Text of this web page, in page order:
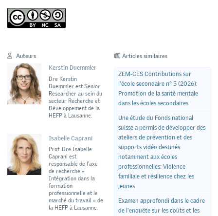
Auteurs
Kerstin Duemmler
Dre Kerstin
Duemmler est Senior
Researcher au sein du
secteur Recherche et
Développement de la
HEFP à Lausanne.
Isabelle Caprani
Prof. Dre Isabelle
Caprani est
responsable de l’axe
de recherche «
Intégration dans la
formation
professionnelle et le
marché du travail » de
la HEFP à Lausanne.
Articles similaires
ZEM-CES Contributions sur
l'école secondaire n° 5 (2026):
Promotion de la santé mentale
dans les écoles secondaires
Une étude du Fonds national
suisse a permis de développer des
ateliers de prévention et des
supports vidéo destinés
notamment aux écoles
professionnelles: Violence
familiale et résilience chez les
jeunes
Examen approfondi dans le cadre
de l’enquête sur les coûts et les